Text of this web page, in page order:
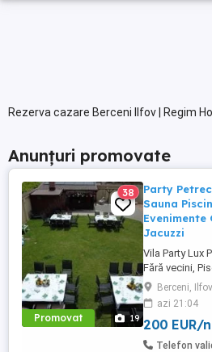
Rezerva cazare Berceni Ilfov | Regim
Anunțuri promovate
Promovat 19
38
Party
Sauna
Jacuzzi
Vila Party Lux
Fără vecini,
450mp
Ilfov) , asfalt,
regim hotelier,
onomastici ,
, filmări ,
Berceni, Ilfov
azi 21:04
200 EUR/
Telefon